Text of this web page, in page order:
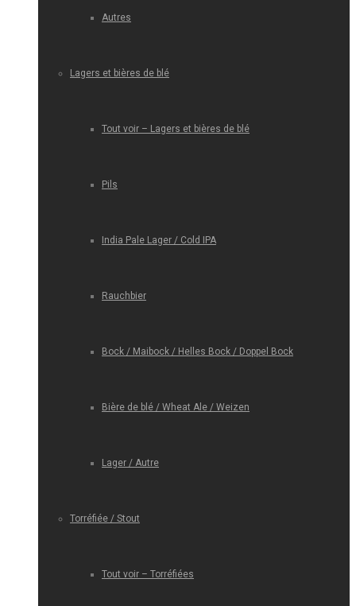
Autres
Lagers et bières de blé
Tout voir – Lagers et bières de blé
Pils
India Pale Lager / Cold IPA
Rauchbier
Bock / Maibock / Helles Bock / Doppel Bock
Bière de blé / Wheat Ale / Weizen
Lager / Autre
Torréfiée / Stout
Tout voir – Torréfiées